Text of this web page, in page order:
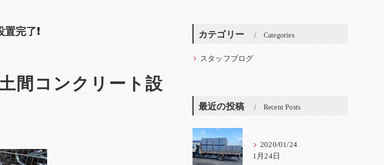
完了❗
間コンクリート設
カテゴリー Categories
スタッフブログ
最近の投稿 Recent Posts
2020/01/24
1月24日